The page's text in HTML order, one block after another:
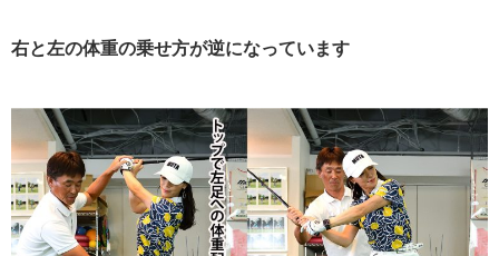
右と左の体重の乗せ方が逆になっています